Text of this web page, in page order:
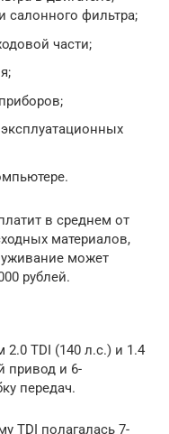
салонного фильтра;
части;
в среднем от
материалов,
может
рублей.
TDI (140 л.с.) и 1.4
привод и 6-
передач.
TDI полагалась 7-